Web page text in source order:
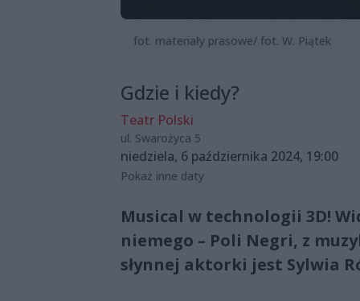
fot. materiały prasowe/ fot. W. Piątek
Gdzie i kiedy?
Teatr Polski
ul. Swarożyca 5
niedziela, 6 października 2024, 19:00
Pokaż inne daty
Musical w technologii 3D!
niemego – Poli Negri, z
słynnej aktorki jest Sylwia